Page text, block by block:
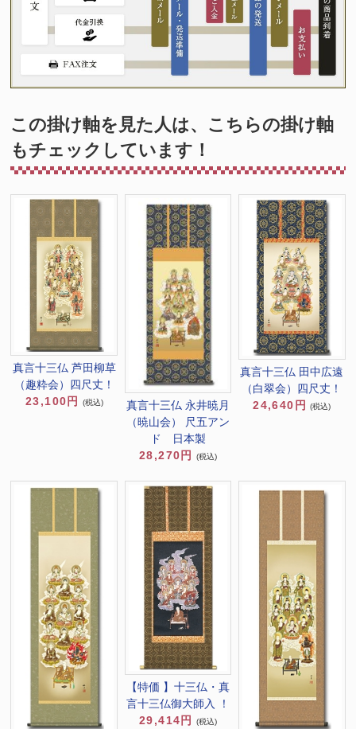
この掛け軸を見た人は、こちらの掛け軸
もチェックしています！
真言十三仏 芦田柳草
（趣粋会）四尺丈！
23,100円
(税込)
真言十三仏 永井暁月
（暁山会） 尺五アン
ド 日本製
28,270円
(税込)
真言十三仏 田中広遠
（白翠会）四尺丈！
24,640円
(税込)
【特価 】十三仏・真
言十三仏御大師入 ！
29,414円
(税込)